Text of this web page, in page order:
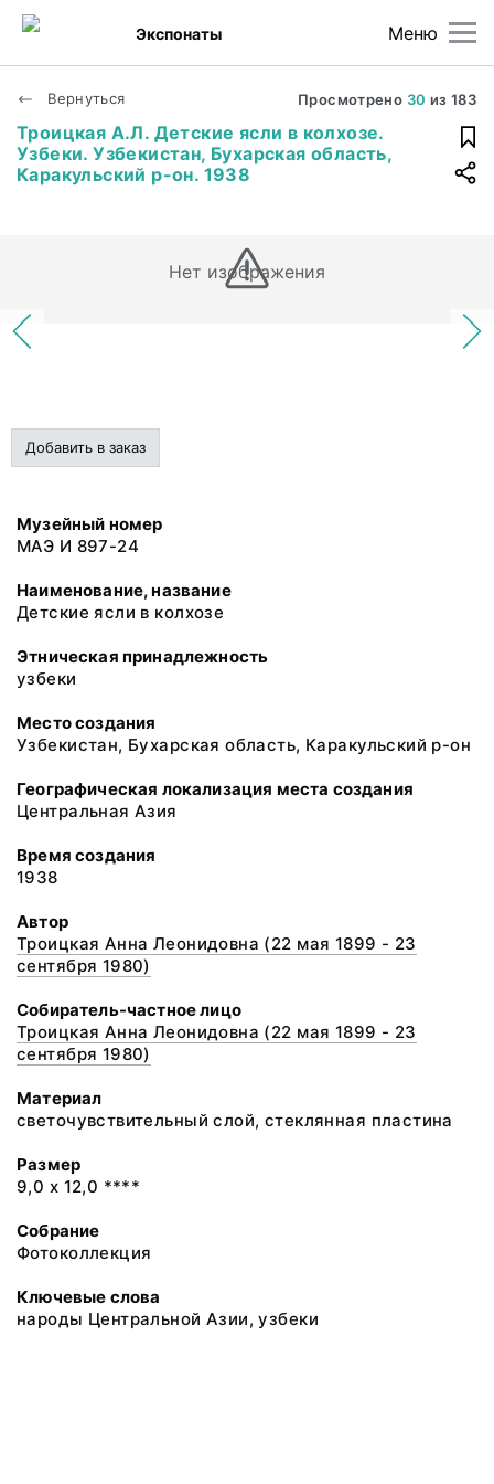
Меню
Экспонаты
Вернуться Просмотрено 30 из 183
Троицкая А.Л. Детские ясли в колхозе.
Узбеки. Узбекистан, Бухарская область,
Каракульский р-он. 1938
Нет изображения
Добавить в заказ
Музейный номер
МАЭ И 897-24
Наименование, название
Детские ясли в колхозе
Этническая принадлежность
узбеки
Место создания
Узбекистан, Бухарская область, Каракульский р-он
Географическая локализация места создания
Центральная Азия
Время создания
1938
Автор
Троицкая Анна Леонидовна (22 мая 1899 - 23
сентября 1980)
Собиратель-частное лицо
Троицкая Анна Леонидовна (22 мая 1899 - 23
сентября 1980)
Материал
светочувствительный слой, стеклянная пластина
Размер
9,0 х 12,0 ****
Собрание
Фотоколлекция
Ключевые слова
народы Центральной Азии, узбеки